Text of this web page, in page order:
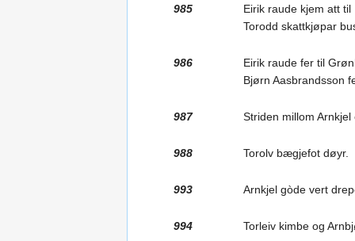
985
Eirik raude kjem att til
Torodd skattkjøpar
986
Eirik raude fer til
Bjørn Aasbrandsson
987 Striden millom
988 Torolv bægjefot døyr.
993 Arnkjel gòde vert
994 Torleiv kimbe og